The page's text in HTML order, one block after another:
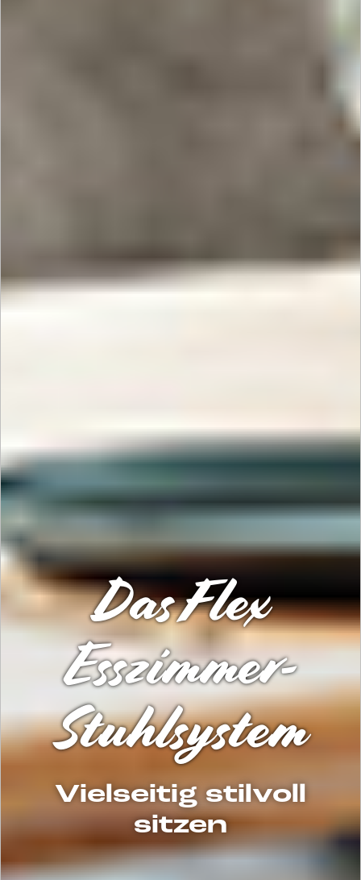
Das Flex
Esszimmer-
Stuhlsystem
Vielseitig stilvoll
sitzen